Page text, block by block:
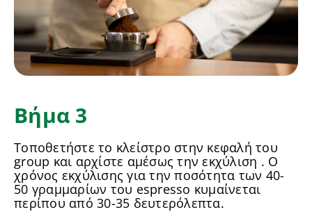
Βήμα 3
Τοποθετήστε το κλείστρο στην κεφαλή του
group και αρχίστε αμέσως την εκχύλιση . Ο
χρόνος εκχύλισης για την ποσότητα των 40-
50 γραμμαρίων του espresso κυμαίνεται
περίπου από 30-35 δευτερόλεπτα.